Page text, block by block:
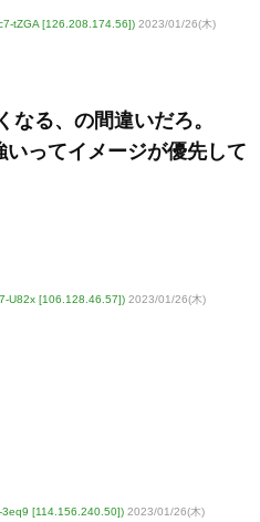
tZGA [126.208.174.56]) 2023/01/26(木)
なる、の間違いだろ。
ってイメージが優先して
U82x [106.128.46.57]) 2023/01/26(木)
3eq9 [114.156.240.50]) 2023/01/26(木)